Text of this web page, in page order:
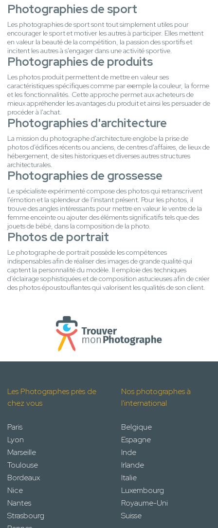
Photographies de sport
Les photographies de sport sont tout simplement utiles pour
encourager le sport et motiver les autres à participer. Elles mettent
en valeur la beauté de la compétition, la passion des sportifs et
incitent les autres à s'engager dans une activité sportive.
Photographies de produits
Les photos produit permettent de mettre en valeur ses
caractéristiques spécifiques comme par exemple la couleur, la forme
et les fonctionnalités. Cette approche permet aux acheteurs de
mieux appréhender les avantages du produit et ainsi les persuader de
procéder à l'achat.
Photographies d'architecture
La mission du photographe d'architecture englobe la prise de
photos d'édifices récents ou anciens, de centres d'affaires, de lieux de
hébergement, de sites historiques et diverses autres structures
architecturales.
Photographies de grossesse
Le spécialiste expérimenté compose des photos qui retranscrivent
l'émotion et la splendeur de l'instant présent. Pour les photos, il
trouve des angles intéressants pour mettre en valeur le ventre de la
femme enceinte ou ajouter des éléments significatifs tels que des
jouets de bébé, dans la composition de la photo.
Photos de portrait
Le photographe de portrait possède les compétences
indispensables afin de réaliser des images de grande qualité qui
captent la personnalité du modèle. Il emploie des techniques
d'éclairage sophistiquées et de composition astucieuses afin de créer
des photos époustouflantes qui valorisent les qualités de son client.
Les Photographes près de
chez vous
Paris
Lyon
Marseille
Toulouse
Bordeaux
Nice
Nantes
Strasbourg
Nos photographes à
l'international
Belgique
Espagne
Inde
Irlande
Italie
Luxembourg
Royaume-Uni
Suisse